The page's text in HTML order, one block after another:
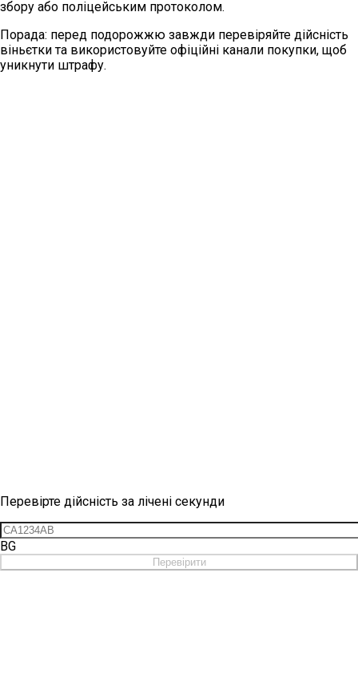
збору або поліцейським протоколом.
Порада: перед подорожжю завжди перевіряйте дійсність
віньєтки та використовуйте офіційні канали покупки, щоб
уникнути штрафу.
Перевірте дійсність за лічені секунди
BG
Перевірити